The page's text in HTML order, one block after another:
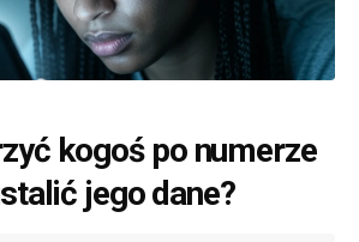
kogoś po numerze
jego dane?